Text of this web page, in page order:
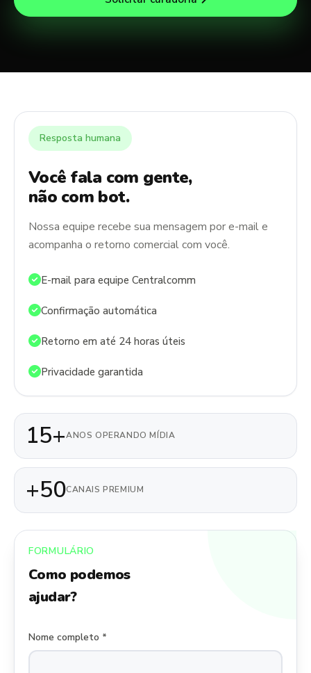
Resposta humana
Você fala com gente,
não com bot.
Nossa equipe recebe sua mensagem por e-mail e
acompanha o retorno comercial com você.
E-mail para equipe Centralcomm
Confirmação automática
Retorno em até 24 horas úteis
Privacidade garantida
15+ANOS OPERANDO MÍDIA
+50CANAIS PREMIUM
FORMULÁRIO
Como podemos
ajudar?
Nome completo *